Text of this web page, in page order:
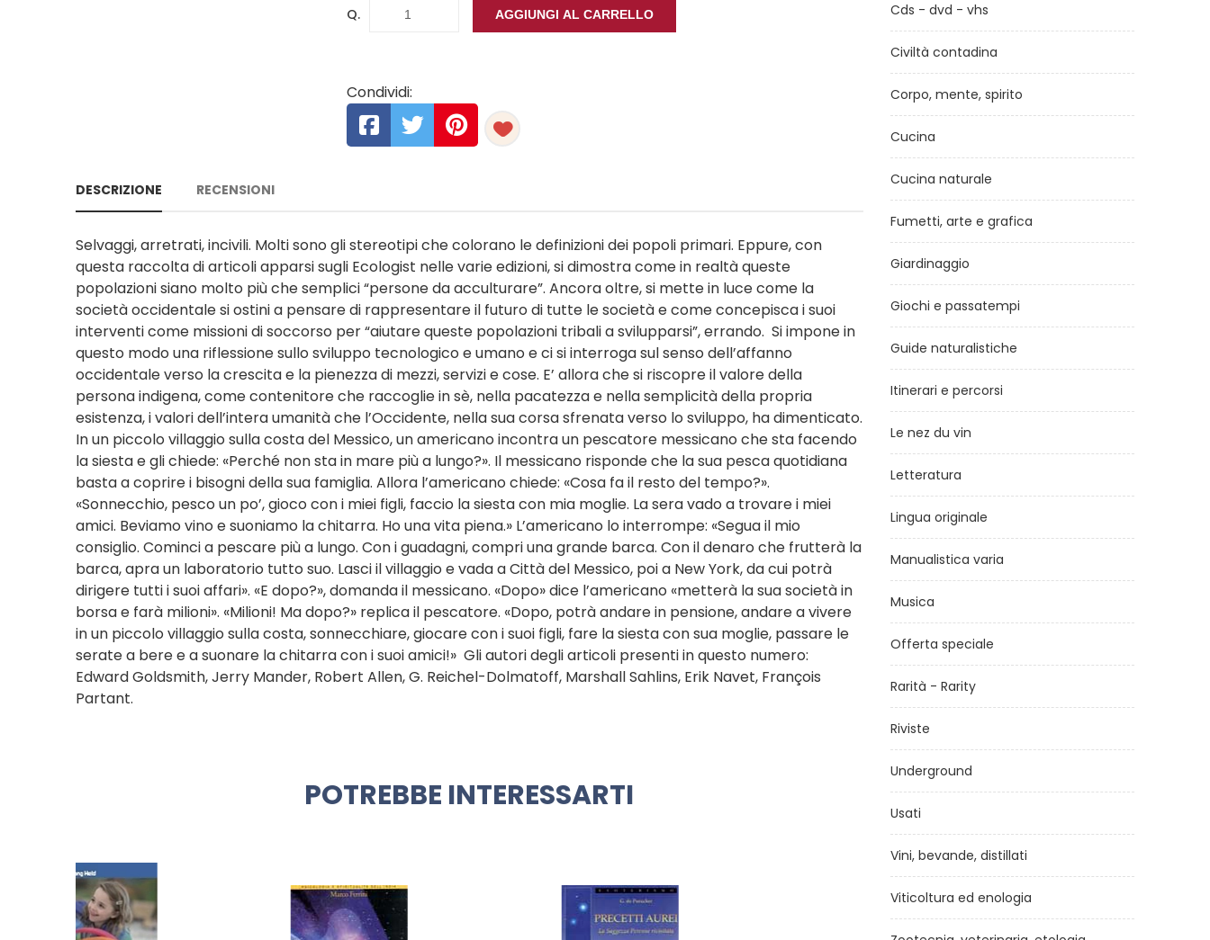
Q. AGGIUNGI AL CARRELLO
Condividi:
DESCRIZIONE RECENSIONI
Selvaggi, arretrati, incivili. Molti sono gli stereotipi che colorano le definizioni dei popoli primari. Eppure, con
questa raccolta di articoli apparsi sugli Ecologist nelle varie edizioni, si dimostra come in realtà queste
popolazioni siano molto più che semplici “persone da acculturare”. Ancora oltre, si mette in luce come la
società occidentale si ostini a pensare di rappresentare il futuro di tutte le società e come concepisca i suoi
interventi come missioni di soccorso per “aiutare queste popolazioni tribali a svilupparsi”, errando. Si impone in
questo modo una riflessione sullo sviluppo tecnologico e umano e ci si interroga sul senso dell’affanno
occidentale verso la crescita e la pienezza di mezzi, servizi e cose. E’ allora che si riscopre il valore della
persona indigena, come contenitore che raccoglie in sè, nella pacatezza e nella semplicità della propria
esistenza, i valori dell’intera umanità che l’Occidente, nella sua corsa sfrenata verso lo sviluppo, ha dimenticato.
In un piccolo villaggio sulla costa del Messico, un americano incontra un pescatore messicano che sta facendo
la siesta e gli chiede: «Perché non sta in mare più a lungo?». Il messicano risponde che la sua pesca quotidiana
basta a coprire i bisogni della sua famiglia. Allora l’americano chiede: «Cosa fa il resto del tempo?».
«Sonnecchio, pesco un po’, gioco con i miei figli, faccio la siesta con mia moglie. La sera vado a trovare i miei
amici. Beviamo vino e suoniamo la chitarra. Ho una vita piena.» L’americano lo interrompe: «Segua il mio
consiglio. Cominci a pescare più a lungo. Con i guadagni, compri una grande barca. Con il denaro che frutterà la
barca, apra un laboratorio tutto suo. Lasci il villaggio e vada a Città del Messico, poi a New York, da cui potrà
dirigere tutti i suoi affari». «E dopo?», domanda il messicano. «Dopo» dice l’americano «metterà la sua società in
borsa e farà milioni». «Milioni! Ma dopo?» replica il pescatore. «Dopo, potrà andare in pensione, andare a vivere
in un piccolo villaggio sulla costa, sonnecchiare, giocare con i suoi figli, fare la siesta con sua moglie, passare le
serate a bere e a suonare la chitarra con i suoi amici!» Gli autori degli articoli presenti in questo numero:
Edward Goldsmith, Jerry Mander, Robert Allen, G. Reichel-Dolmatoff, Marshall Sahlins, Erik Navet, François
Partant.
POTREBBE INTERESSARTI
Cds - dvd - vhs
Civiltà contadina
Corpo, mente, spirito
Cucina
Cucina naturale
Fumetti, arte e grafica
Giardinaggio
Giochi e passatempi
Guide naturalistiche
Itinerari e percorsi
Le nez du vin
Letteratura
Lingua originale
Manualistica varia
Musica
Offerta speciale
Rarità - Rarity
Riviste
Underground
Usati
Vini, bevande, distillati
Viticoltura ed enologia